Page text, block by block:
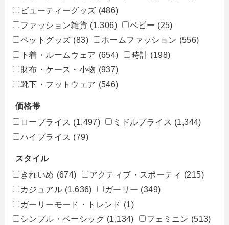
ビューティーグッズ (486)
ファッション雑貨 (1,306) ベビー (25)
ペットグッズ (83) ホームファッション (556)
下着・ルームウェア (654) 時計 (198)
財布・ケース・小物 (937)
靴下・フットウェア (546)
価格帯
ロープライス (1,497) ミドルプライス (1,344)
ハイプライス (79)
スタイル
きれいめ (674) アクティブ・スポーティ (215)
カジュアル (1,636) ガーリー (349)
ガーリーモード・トレンド (1)
シンプル・ベーシック (1,134) フェミニン (513)